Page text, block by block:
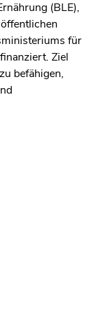
(BLE),
für
Ziel
befähigen,